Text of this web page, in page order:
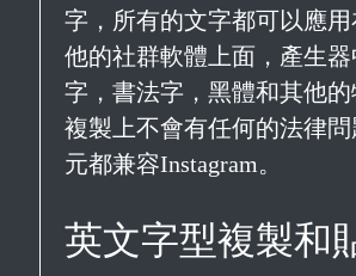
字，所有的文字都可以應
他的社群軟體上面，產生
字，書法字，黑體和其他的
複製上不會有任何的法律
元都兼容Instagram。
英文字型複製和